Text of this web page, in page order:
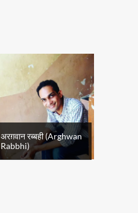
अरग़वान रब्बही (Arghwan
Rabbhi)